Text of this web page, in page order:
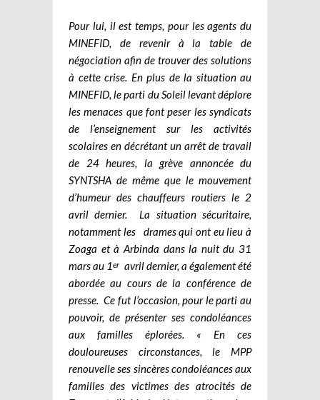
Pour lui, il est temps, pour les agents du
MINEFID, de revenir à la table de
négociation afin de trouver des solutions
à cette crise. En plus de la situation au
MINEFID, le parti du Soleil levant déplore
les menaces que font peser les syndicats
de l’enseignement sur les activités
scolaires en décrétant un arrêt de travail
de 24 heures, la grève annoncée du
SYNTSHA de même que le mouvement
d’humeur des chauffeurs routiers le 2
avril dernier. La situation sécuritaire,
notamment les drames qui ont eu lieu à
Zoaga et à Arbinda dans la nuit du 31
mars au 1er avril dernier, a également été
abordée au cours de la conférence de
presse. Ce fut l’occasion, pour le parti au
pouvoir, de présenter ses condoléances
aux familles éplorées. « En ces
douloureuses circonstances, le MPP
renouvelle ses sincères condoléances aux
familles des victimes des atrocités de